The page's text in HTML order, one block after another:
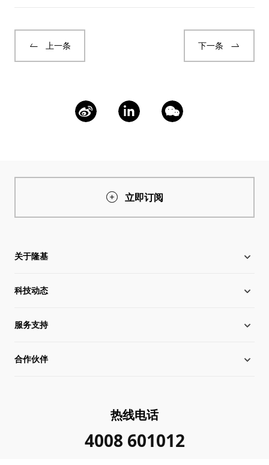
上一条 下一条
立即订阅
关于隆基
关于隆基
全球化布局
管理层信息
科技动态
硅片价格
行业动态
服务支持
下载中心
合作伙伴
热线电话
4008 601012